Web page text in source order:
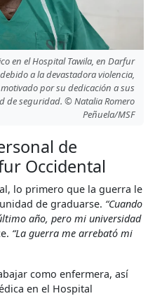
en el Hospital Tawila, en Darfur
a la devastadora violencia,
por su dedicación a sus
de seguridad. © Natalia Romero
Peñuela/MSF
de
Occidental
lo primero que la guerra le
de graduarse. “Cuando
año, pero mi universidad
“La guerra me arrebató mi
como enfermera, así
en el Hospital